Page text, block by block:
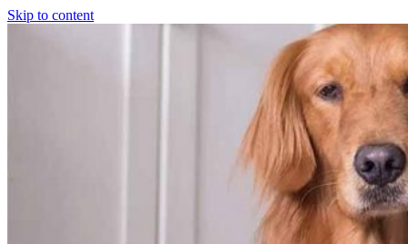
Skip to content